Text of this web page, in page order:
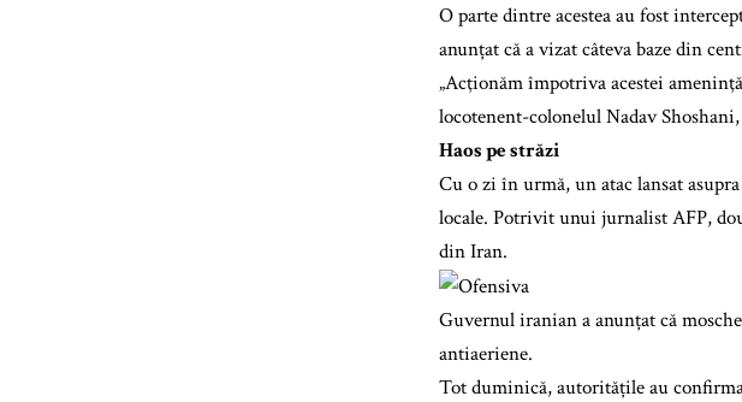
O parte dintre acestea au fost
anunțat că a vizat câteva baze din
„Acţionăm împotriva acestei
locotenent-colonelul Nadav
Haos pe străzi
Cu o zi în urmă, un atac lansat
locale. Potrivit unui jurnalist AFP,
din Iran.
Guvernul iranian a anunțat că
antiaeriene.
Tot duminică, autoritățile au